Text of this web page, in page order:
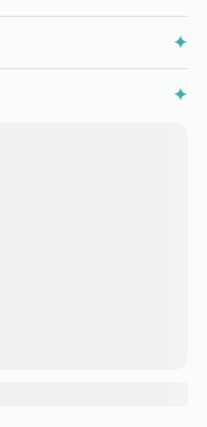
✦
✦